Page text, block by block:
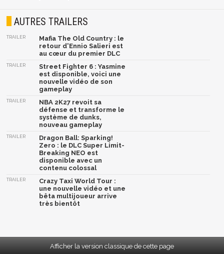
AUTRES TRAILERS
TRAILER
Mafia The Old Country : le
retour d'Ennio Salieri est
au cœur du premier DLC
TRAILER
Street Fighter 6 : Yasmine
est disponible, voici une
nouvelle vidéo de son
gameplay
TRAILER
NBA 2K27 revoit sa
défense et transforme le
système de dunks,
nouveau gameplay
TRAILER
Dragon Ball: Sparking!
Zero : le DLC Super Limit-
Breaking NEO est
disponible avec un
contenu colossal
TRAILER
Crazy Taxi World Tour :
une nouvelle vidéo et une
bêta multijoueur arrive
très bientôt
Afficher la version classique de cette page